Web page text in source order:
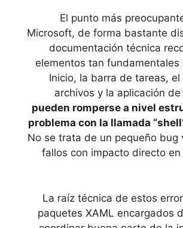
El punto más
Microsoft, de forma bastante
documentación técnica
elementos tan fundamentales
Inicio, la barra de tareas, el
archivos y la aplicación
pueden romperse a nivel
problema con la llamada
No se trata de un pequeño bug
fallos con impacto directo en
La raíz técnica de estos
paquetes XAML encargados